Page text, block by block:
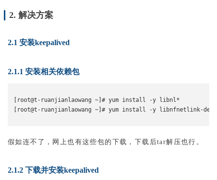
2. 解决方案
2.1 安装keepalived
2.1.1 安装相关依赖包
root@t - ruanjianlaowang ~]# yum install -y libnl*
root@t - ruanjianlaowang ~]# yum install -y libnfnetlink-
假如连不了，网上也有这些包的下载，下载后tar解压也行。
2.1.2 下载并安装keepalived